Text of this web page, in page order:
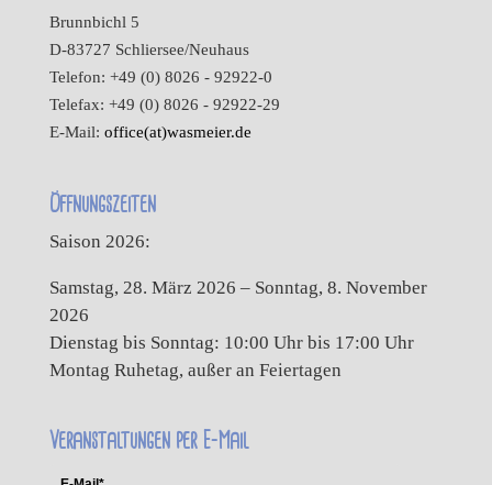
Brunnbichl 5
D-83727 Schliersee/Neuhaus
Telefon: +49 (0) 8026 - 92922-0
Telefax: +49 (0) 8026 - 92922-29
E-Mail: office(at)wasmeier.de
Öffnungszeiten
Saison 2026:
Samstag, 28. März 2026 – Sonntag, 8. November
2026
Dienstag bis Sonntag: 10:00 Uhr bis 17:00 Uhr
Montag Ruhetag, außer an Feiertagen
Veranstaltungen per E-Mail